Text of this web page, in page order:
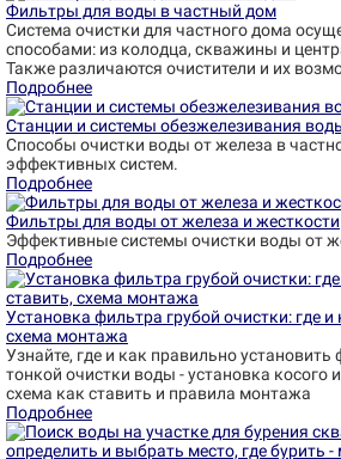
Фильтры для воды в частный дом
Система очистки для частного дома
способами: из колодца, скважины и
Также различаются очистители и их
Подробнее
Станции и системы обезжелезивания
Способы очистки воды от железа в
эффективных систем.
Подробнее
Фильтры для воды от железа и жесткости
Эффективные системы очистки воды от
Подробнее
Установка фильтра грубой очистки: где
схема монтажа
Узнайте, где и как правильно установить
тонкой очистки воды - установка косого
схема как ставить и правила монтажа
Подробнее